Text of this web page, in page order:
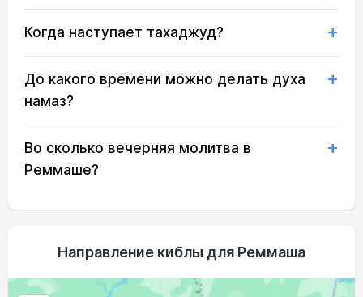
02:38 05:03 12:32 16:32 19:59 22:15
20, Чт 02:41 05:07 12:31 16:29 19:54 22:07
21, Пт 02:45 05:09 12:31 16:27 19:52 22:03
02:48 05:11
Когда наступает тахаджуд?
До какого времени можно делать духа
намаз?
Во сколько вечерняя молитва в
Реммаше?
Направление киблы для Реммаша